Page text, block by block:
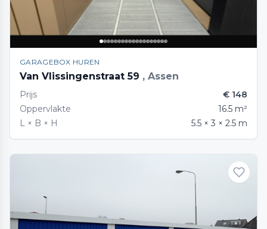
GARAGEBOX HUREN
Van Vlissingenstraat 59 , Assen
Prijs
€ 148
Oppervlakte
16.5 m²
L × B × H
5.5 × 3 × 2.5 m